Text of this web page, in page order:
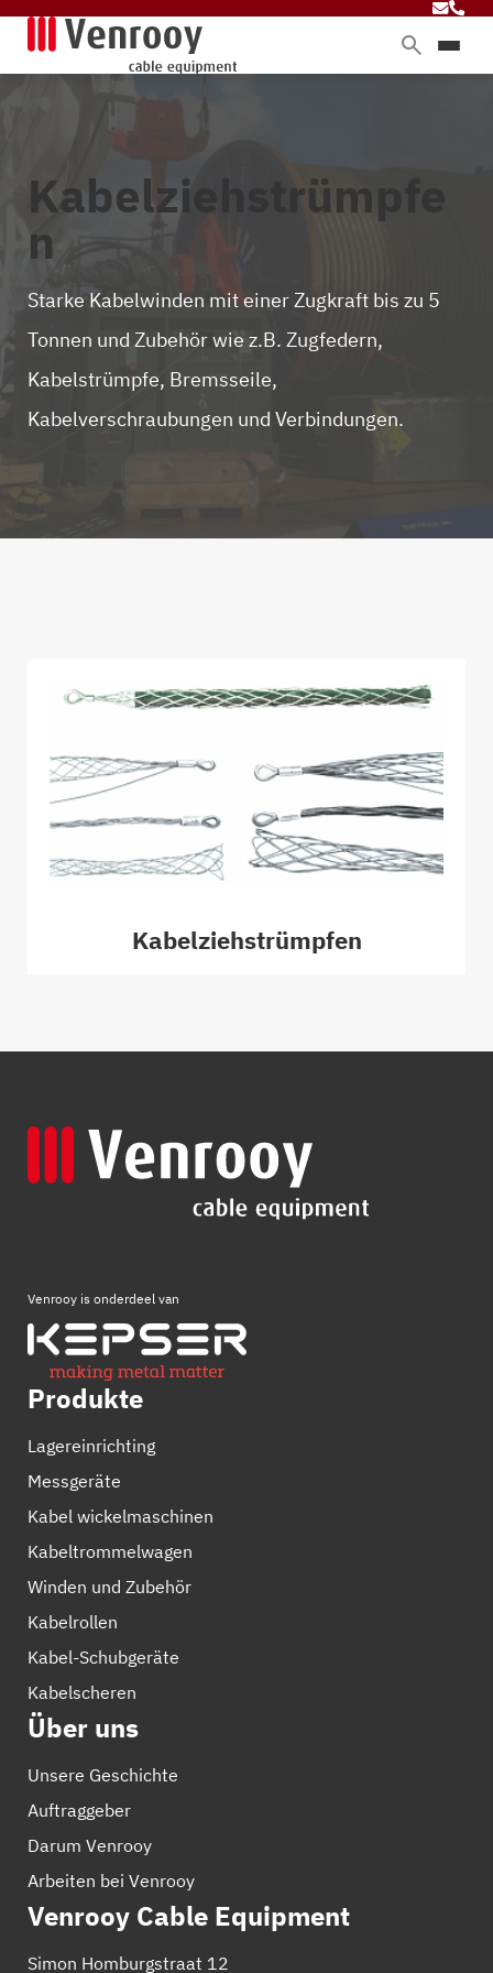
Dienstleistungen
Branchen
Über Venrooy
Kontakt
Kabelziehstrümpfe
n
Starke Kabelwinden mit einer Zugkraft bis zu 5
Tonnen und Zubehör wie z.B. Zugfedern,
Kabelstrümpfe, Bremsseile,
Kabelverschraubungen und Verbindungen.
Kabelziehstrümpfen
Venrooy is onderdeel van
Produkte
Lagereinrichting
Messgeräte
Kabel wickelmaschinen
Kabeltrommelwagen
Winden und Zubehör
Kabelrollen
Kabel-Schubgeräte
Kabelscheren
Über uns
Unsere Geschichte
Auftraggeber
Darum Venrooy
Arbeiten bei Venrooy
Venrooy Cable Equipment
Simon Homburgstraat 12